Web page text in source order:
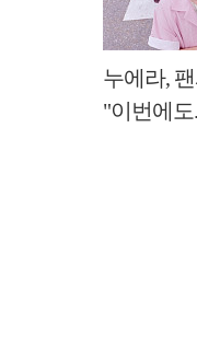
누에라,
"이번에도